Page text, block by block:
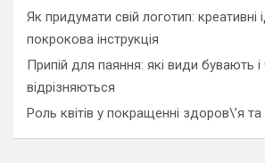
Як придумати свій логотип: креативні
покрокова інструкція
Припій для паяння: які види бувають
відрізняються
Роль квітів у покращенні здоров\’я